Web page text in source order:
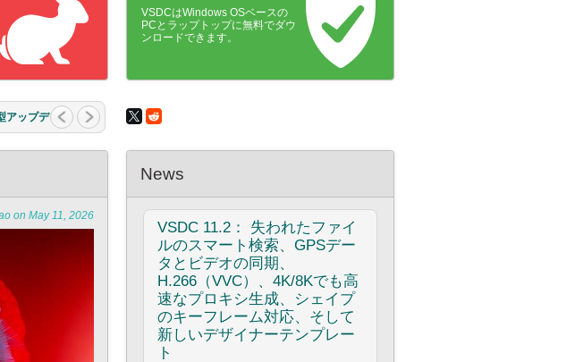
VSDCはWindows OSベースの
PCとラップトップに無料でダウ
ンロードできます。
物は何
on May 11, 2026
News
VSDC 11.2： 失われたファイ
ルのスマート検索、GPSデー
タとビデオの同期、
H.266（VVC）、4K/8Kでも高
速なプロキシ生成、シェイプ
のキーフレーム対応、そして
新しいデザイナーテンプレー
ト